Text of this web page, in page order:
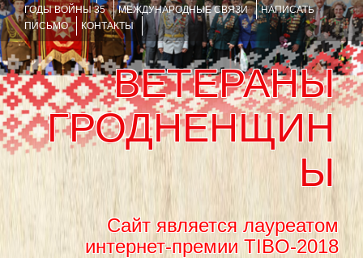
ГОДЫ ВОЙНЫ 35
МЕЖДУНАРОДНЫЕ СВЯЗИ
НАПИСАТЬ
ПИСЬМО
КОНТАКТЫ
ВЕТЕРАНЫ
ГРОДНЕНЩИН
Ы
Сайт является лауреатом
интернет-премии TIBO-2018